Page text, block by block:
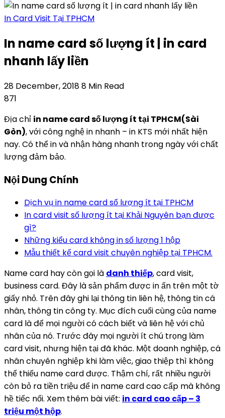
In Card Visit Tại TPHCM
In name card số lượng ít | in card
nhanh lấy liền
28 December, 20188 Min Read
871
Địa chỉ in name card số lượng ít tại TPHCM(Sài
Gòn), với công nghệ in nhanh – in KTS mới nhất hiện
nay. Có thể in và nhận hàng nhanh trong ngày với chất
lượng đảm bảo.
Nội Dung Chính
Dịch vụ in name card số lượng ít tại TPHCM
In card visit số lượng ít tại Khải Nguyên bạn được
gì?
Những kiểu card không in số lượng 1 hộp
Mẫu thiết kế card visit chuyên nghiệp tại TPHCM.
Name card hay còn gọi là danh thiếp, card visit,
business card. Đây là sản phẩm được in ấn trên một tờ
giấy nhỏ. Trên đây ghi lại thông tin liên hệ, thông tin cá
nhân, thông tin công ty. Mục đích cuối cùng của name
card là để mọi người có cách biết và liên hệ với chủ
nhân của nó. Trước đây mọi người ít chú trọng làm
card visit, nhưng hiện tại đã khác. Một doanh nghiệp, cá
nhân chuyên nghiệp khi làm việc, giao thiệp thì không
thể thiếu name card được. Thậm chí, rất nhiều người
còn bỏ ra tiền triệu để in name card cao cấp mà không
hề tiếc nối. Xem thêm bài viết: in card cao cấp – 3
triệu một hộp.